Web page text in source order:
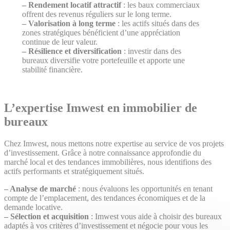
– Rendement locatif attractif : les baux commerciaux
offrent des revenus réguliers sur le long terme.
– Valorisation à long terme: les actifs situés dans des
zones stratégiques bénéficient d’une appréciation
continue de leur valeur.
– Résilience et diversification : investir dans des
bureaux diversifie votre portefeuille et apporte une
stabilité financière.
L’expertise Imwest en immobilier de
bureaux
Chez Imwest, nous mettons notre expertise au service de vos projets
d’investissement. Grâce à notre connaissance approfondie du
marché local et des tendances immobilières, nous identifions des
actifs performants et stratégiquement situés.
– Analyse de marché : nous évaluons les opportunités en tenant
compte de l’emplacement, des tendances économiques et de la
demande locative.
– Sélection et acquisition : Imwest vous aide à choisir des bureaux
adaptés à vos critères d’investissement et négocie pour vous les